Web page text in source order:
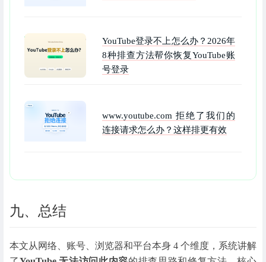
YouTube登录不上怎么办？2026年
8种排查方法帮你恢复YouTube账
号登录
www.youtube.com 拒绝了我们的
连接请求怎么办？这样排更有效
九、总结
本文从网络、账号、浏览器和平台本身 4 个维度，系统讲解